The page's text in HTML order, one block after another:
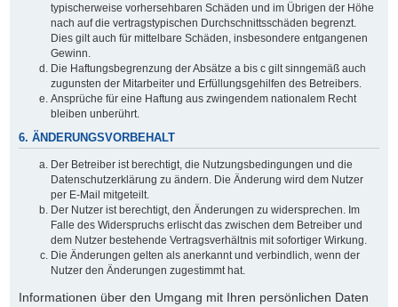
typischerweise vorhersehbaren Schäden und im Übrigen der Höhe
nach auf die vertragstypischen Durchschnittsschäden begrenzt.
Dies gilt auch für mittelbare Schäden, insbesondere entgangenen
Gewinn.
Die Haftungsbegrenzung der Absätze a bis c gilt sinngemäß auch
zugunsten der Mitarbeiter und Erfüllungsgehilfen des Betreibers.
Ansprüche für eine Haftung aus zwingendem nationalem Recht
bleiben unberührt.
6. ÄNDERUNGSVORBEHALT
Der Betreiber ist berechtigt, die Nutzungsbedingungen und die
Datenschutzerklärung zu ändern. Die Änderung wird dem Nutzer
per E-Mail mitgeteilt.
Der Nutzer ist berechtigt, den Änderungen zu widersprechen. Im
Falle des Widerspruchs erlischt das zwischen dem Betreiber und
dem Nutzer bestehende Vertragsverhältnis mit sofortiger Wirkung.
Die Änderungen gelten als anerkannt und verbindlich, wenn der
Nutzer den Änderungen zugestimmt hat.
Informationen über den Umgang mit Ihren persönlichen Daten